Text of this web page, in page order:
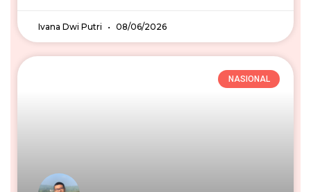
Ivana Dwi Putri 08/06/2026
NASIONAL